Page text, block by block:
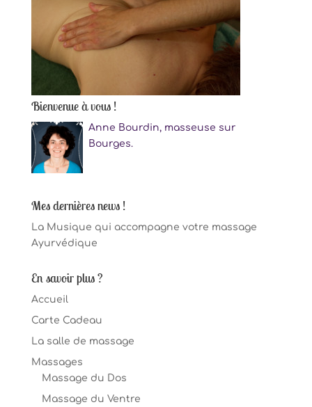
Bienvenue à vous !
Anne Bourdin, masseuse sur
Bourges.
Mes dernières news !
La Musique qui accompagne votre massage
Ayurvédique
En savoir plus ?
Accueil
Carte Cadeau
La salle de massage
Massages
Massage du Dos
Massage du Ventre